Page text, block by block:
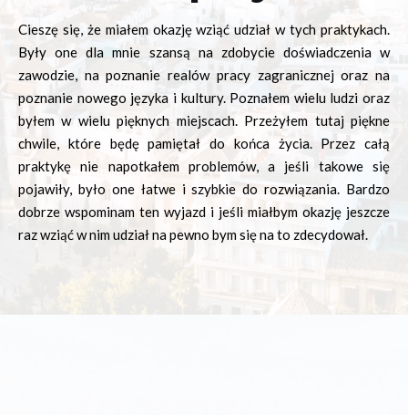
Cieszę się, że miałem okazję wziąć udział w tych praktykach.
Były one dla mnie szansą na zdobycie doświadczenia w
zawodzie, na poznanie realów pracy zagranicznej oraz na
poznanie nowego języka i kultury. Poznałem wielu ludzi oraz
byłem w wielu pięknych miejscach. Przeżyłem tutaj piękne
chwile, które będę pamiętał do końca życia. Przez całą
praktykę nie napotkałem problemów, a jeśli takowe się
pojawiły, było one łatwe i szybkie do rozwiązania. Bardzo
dobrze wspominam ten wyjazd i jeśli miałbym okazję jeszcze
raz wziąć w nim udział na pewno bym się na to zdecydował.